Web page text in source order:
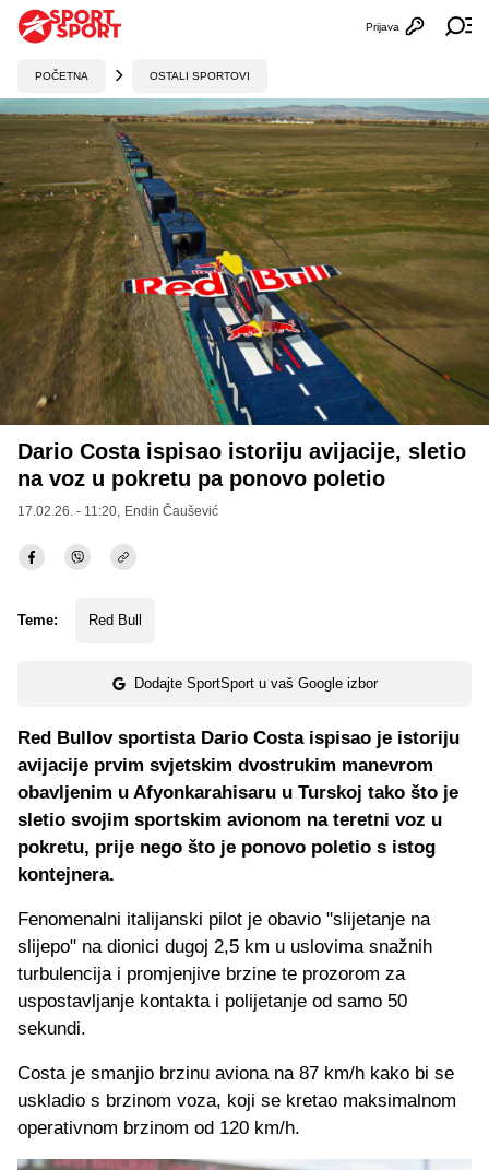
Otvori
Prijava
POČETNA OSTALI SPORTOVI
Dario Costa ispisao istoriju avijacije, sletio
na voz u pokretu pa ponovo poletio
17.02.26. - 11:20, Endin Čaušević
Teme: Red Bull
Dodajte SportSport u vaš Google izbor
Red Bullov sportista Dario Costa ispisao je istoriju
avijacije prvim svjetskim dvostrukim manevrom
obavljenim u Afyonkarahisaru u Turskoj tako što je
sletio svojim sportskim avionom na teretni voz u
pokretu, prije nego što je ponovo poletio s istog
kontejnera.
Fenomenalni italijanski pilot je obavio "slijetanje na
slijepo" na dionici dugoj 2,5 km u uslovima snažnih
turbulencija i promjenjive brzine te prozorom za
uspostavljanje kontakta i polijetanje od samo 50
sekundi.
Costa je smanjio brzinu aviona na 87 km/h kako bi se
uskladio s brzinom voza, koji se kretao maksimalnom
operativnom brzinom od 120 km/h.